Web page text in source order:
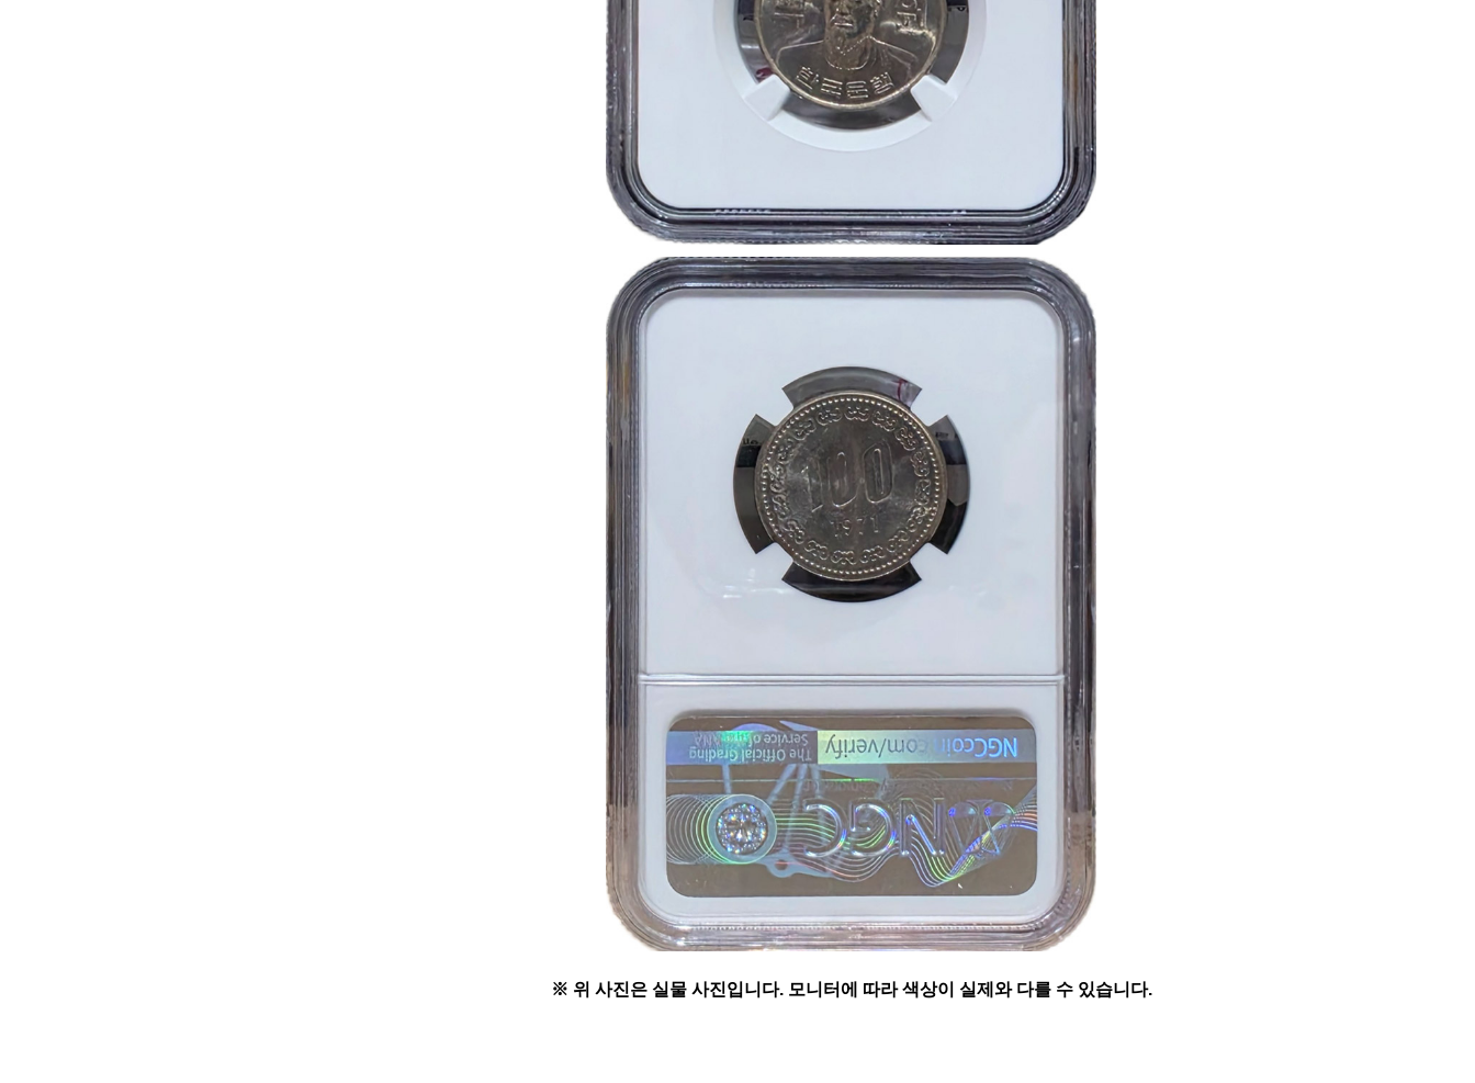
※ 위 사진은 실물 사진입니다. 모니터에 따라 색상이 실제와 다를 수 있습니다.